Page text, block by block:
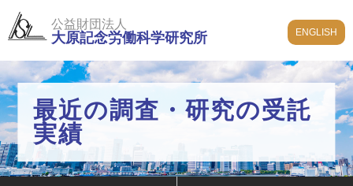
公益財団法人
大原記念労働科学研究所 ENGLISH
最近の調査・研究の受託
実績